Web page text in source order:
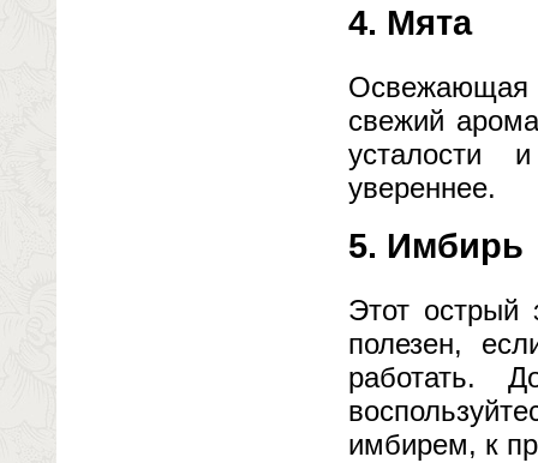
4. Мята
свежий
усталости
увереннее.
5. Имбирь
Этот острый
полезен,
работать.
имбирем, к